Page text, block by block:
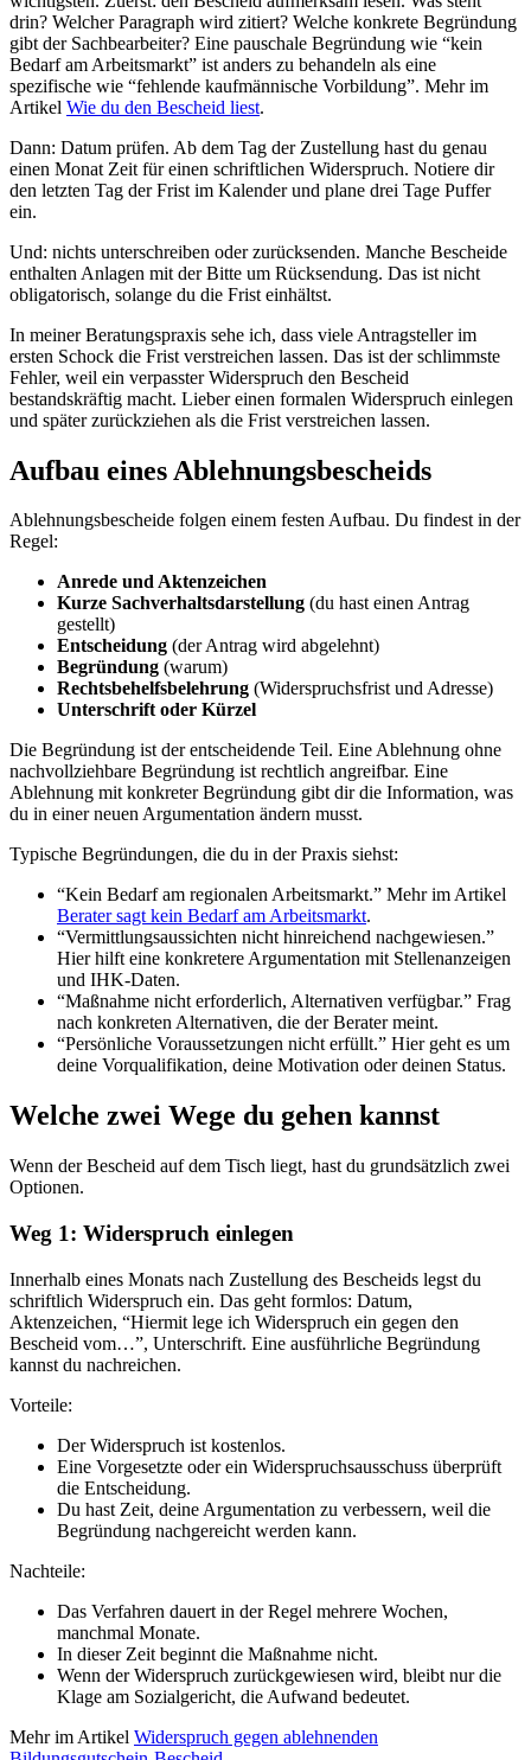
drin? Welcher Paragraph wird zitiert? Welche konkrete Begründung
gibt der Sachbearbeiter? Eine pauschale Begründung wie “kein
Bedarf am Arbeitsmarkt” ist anders zu behandeln als eine
spezifische wie “fehlende kaufmännische Vorbildung”. Mehr im
Artikel Wie du den Bescheid liest.
Dann: Datum prüfen. Ab dem Tag der Zustellung hast du genau
einen Monat Zeit für einen schriftlichen Widerspruch. Notiere dir
den letzten Tag der Frist im Kalender und plane drei Tage Puffer
ein.
Und: nichts unterschreiben oder zurücksenden. Manche Bescheide
enthalten Anlagen mit der Bitte um Rücksendung. Das ist nicht
obligatorisch, solange du die Frist einhältst.
In meiner Beratungspraxis sehe ich, dass viele Antragsteller im
ersten Schock die Frist verstreichen lassen. Das ist der schlimmste
Fehler, weil ein verpasster Widerspruch den Bescheid
bestandskräftig macht. Lieber einen formalen Widerspruch einlegen
und später zurückziehen als die Frist verstreichen lassen.
Aufbau eines Ablehnungsbescheids
Ablehnungsbescheide folgen einem festen Aufbau. Du findest in der
Regel:
Anrede und Aktenzeichen
Kurze Sachverhaltsdarstellung (du hast einen Antrag
gestellt)
Entscheidung (der Antrag wird abgelehnt)
Begründung (warum)
Rechtsbehelfsbelehrung (Widerspruchsfrist und Adresse)
Unterschrift oder Kürzel
Die Begründung ist der entscheidende Teil. Eine Ablehnung ohne
nachvollziehbare Begründung ist rechtlich angreifbar. Eine
Ablehnung mit konkreter Begründung gibt dir die Information, was
du in einer neuen Argumentation ändern musst.
Typische Begründungen, die du in der Praxis siehst:
“Kein Bedarf am regionalen Arbeitsmarkt.” Mehr im Artikel
Berater sagt kein Bedarf am Arbeitsmarkt.
“Vermittlungsaussichten nicht hinreichend nachgewiesen.”
Hier hilft eine konkretere Argumentation mit Stellenanzeigen
und IHK-Daten.
“Maßnahme nicht erforderlich, Alternativen verfügbar.” Frag
nach konkreten Alternativen, die der Berater meint.
“Persönliche Voraussetzungen nicht erfüllt.” Hier geht es um
deine Vorqualifikation, deine Motivation oder deinen Status.
Welche zwei Wege du gehen kannst
Wenn der Bescheid auf dem Tisch liegt, hast du grundsätzlich zwei
Optionen.
Weg 1: Widerspruch einlegen
Innerhalb eines Monats nach Zustellung des Bescheids legst du
schriftlich Widerspruch ein. Das geht formlos: Datum,
Aktenzeichen, “Hiermit lege ich Widerspruch ein gegen den
Bescheid vom…”, Unterschrift. Eine ausführliche Begründung
kannst du nachreichen.
Vorteile:
Der Widerspruch ist kostenlos.
Eine Vorgesetzte oder ein Widerspruchsausschuss überprüft
die Entscheidung.
Du hast Zeit, deine Argumentation zu verbessern, weil die
Begründung nachgereicht werden kann.
Nachteile:
Das Verfahren dauert in der Regel mehrere Wochen,
manchmal Monate.
In dieser Zeit beginnt die Maßnahme nicht.
Wenn der Widerspruch zurückgewiesen wird, bleibt nur die
Klage am Sozialgericht, die Aufwand bedeutet.
Mehr im Artikel Widerspruch gegen ablehnenden